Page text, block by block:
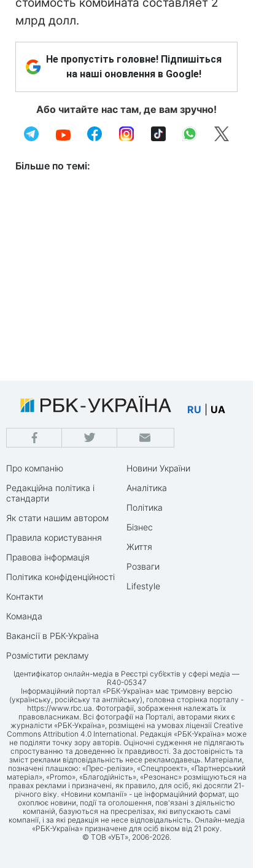
млрд долл.
Не пропустіть головне! Підпишіться
на наші оновлення в Google!
Або читайте нас там, де вам зручно!
Більше по темі:
RU UA
Про компанію
Редакційна політика і
стандарти
Як стати нашим автором
Правила користування
Правова інформація
Політика конфіденційності
Контакти
Команда
Вакансії в РБК-Україна
Розмістити рекламу
Новини України
Аналітика
Політика
Бізнес
Життя
Розваги
Lifestyle
Ідентифікатор онлайн-медіа в Реєстрі суб’єктів у сфері медіа —
R40-05347
Інформаційний портал «РБК-Україна» має тримовну версію
(українську, російську та англійську), головна сторінка порталу -
https://www.rbc.ua. Фотографії, зображення належать їх
правовласникам. Всі фотографії на Порталі, авторами яких є
журналісти «РБК-Україна», розміщені на умовах ліцензії Creative
Commons Attribution 4.0 International. Редакція «РБК-Україна» може
не поділяти точку зору авторів. Оціночні судження не підлягають
спростуванню та доведенню їх правдивості. За достовірність та
зміст реклами відповідальність несе рекламодавець. Матеріали,
позначені плашкою: «Прес-релізи», «Спецпроект», «Партнерський
матеріал», «Promo», «Благодійність», «Резонанс» розміщуються на
правах реклами і призначені, як правило, для осіб, які досягли 21-
річного віку. «Новини компанії» - це інформаційний формат, що
охоплює новини, події та оголошення, пов'язані з діяльністю
компаній, базуються на пресрелізах, які випускають самі
компанії, і за які редакція не несе відповідальність. Онлайн-медіа
«РБК-Україна» призначене для осіб віком від 21 року.
© ТОВ «УБТ», 2006-2026.